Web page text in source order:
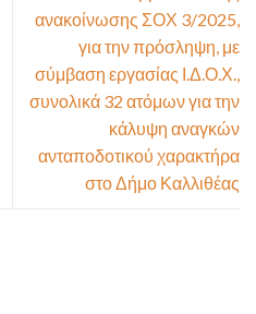
ανακοίνωσης ΣΟΧ 3/2025,
για την πρόσληψη, με
σύμβαση εργασίας Ι.Δ.Ο.Χ.,
συνολικά 32 ατόμων για την
κάλυψη αναγκών
ανταποδοτικού χαρακτήρα
στο Δήμο Καλλιθέας